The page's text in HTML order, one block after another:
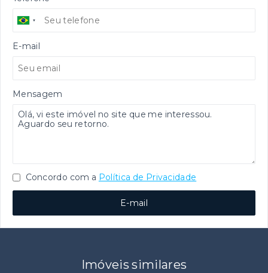
E-mail
Mensagem
Concordo com a Política de Privacidade
E-mail
Imóveis similares